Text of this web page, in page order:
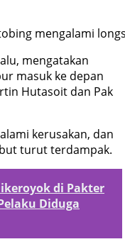
mengalami
mengatakan
masuk ke depan
Hutasoit dan Pak
kerusakan, dan
turut terdampak.
di Pakter
Diduga